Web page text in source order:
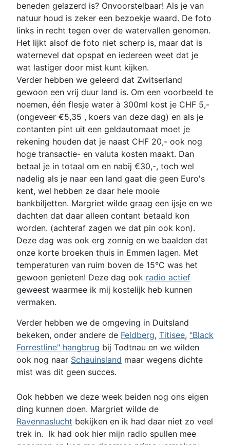
beneden gelazerd is? Onvoorstelbaar! Als je van
natuur houd is zeker een bezoekje waard. De foto
links in recht tegen over de watervallen genomen.
Het lijkt alsof de foto niet scherp is, maar dat is
waternevel dat opspat en iedereen weet dat je
wat lastiger door mist kunt kijken.
Verder hebben we geleerd dat Zwitserland
gewoon een vrij duur land is. Om een voorbeeld te
noemen, één flesje water à 300ml kost je CHF 5,-
(ongeveer €5,35 , koers van deze dag) en als je
contanten pint uit een geldautomaat moet je
rekening houden dat je naast CHF 20,- ook nog
hoge transactie- en valuta kosten maakt. Dan
betaal je in totaal om en nabij €30,-, toch wel
nadelig als je naar een land gaat die geen Euro's
kent, wel hebben ze daar hele mooie
bankbiljetten. Margriet wilde graag een ijsje en we
dachten dat daar alleen contant betaald kon
worden. (achteraf zagen we dat pin ook kon).
Deze dag was ook erg zonnig en we baalden dat
onze korte broeken thuis in Emmen lagen. Met
temperaturen van ruim boven de 15°C was het
gewoon genieten! Deze dag ook radio actief
geweest waarmee ik mij kostelijk heb kunnen
vermaken.
Verder hebben we de omgeving in Duitsland
bekeken, onder andere de Feldberg, Titisee, "Black
Forrestline" hangbrug bij Todtnau en we wilden
ook nog naar Schauinsland maar wegens dichte
mist was dit geen succes.
Ook hebben we deze week beiden nog ons eigen
ding kunnen doen. Margriet wilde de
Ravennaslucht bekijken en ik had daar niet zo veel
trek in. Ik had ook hier mijn radio spullen mee